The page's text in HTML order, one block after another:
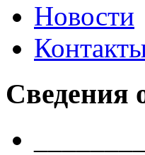
Новости
Сведения